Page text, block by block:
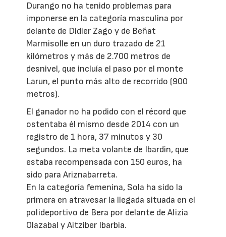
Durango no ha tenido problemas para
imponerse en la categoría masculina por
delante de Didier Zago y de Beñat
Marmisolle en un duro trazado de 21
kilómetros y más de 2.700 metros de
desnivel, que incluía el paso por el monte
Larun, el punto más alto de recorrido (900
metros).
El ganador no ha podido con el récord que
ostentaba él mismo desde 2014 con un
registro de 1 hora, 37 minutos y 30
segundos. La meta volante de Ibardin, que
estaba recompensada con 150 euros, ha
sido para Ariznabarreta.
En la categoría femenina, Sola ha sido la
primera en atravesar la llegada situada en el
polideportivo de Bera por delante de Alizia
Olazabal y Aitziber Ibarbia.